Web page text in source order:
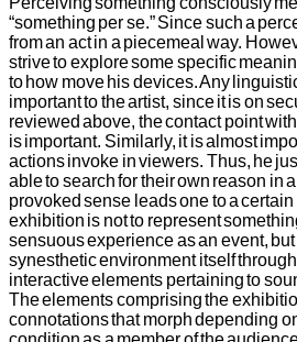
“something per se.” Since such a
from an act in a piecemeal way.
strive to explore some specific
to how move his devices. Any
important to the artist, since it is on
reviewed above, the contact point
is important. Similarly, it is almost
actions invoke in viewers. Thus, he
able to search for their own reason in
provoked sense leads one to a
exhibition is not to represent
sensuous experience as an event,
synesthetic environment itself
interactive elements pertaining to
The elements comprising the
connotations that morph depending